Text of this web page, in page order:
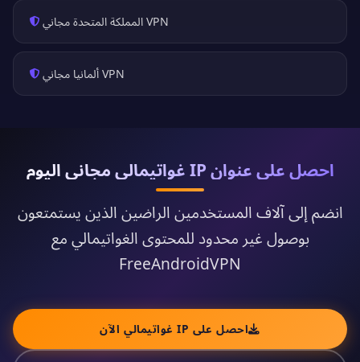
VPN المملكة المتحدة مجاني
VPN ألمانيا مجاني
احصل على عنوان IP غواتيمالي مجاني اليوم
انضم إلى آلاف المستخدمين الراضين الذين يستمتعون
بوصول غير محدود للمحتوى الغواتيمالي مع
FreeAndroidVPN
احصل على IP غواتيمالي الآن